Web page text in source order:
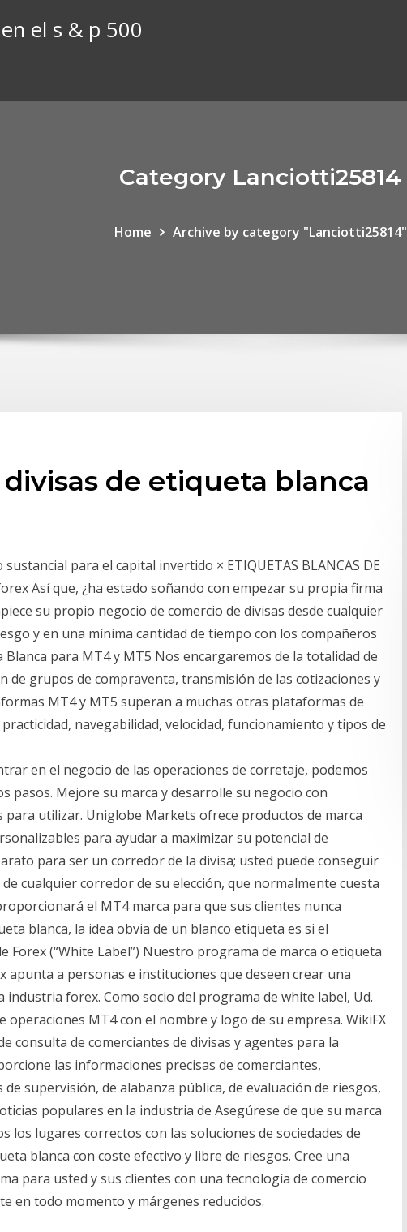
el s & p 500
Category Lanciotti25814
Home Archive by category "Lanciotti25814"
de etiqueta blanca
para el capital invertido × ETIQUETAS BLANCAS DE
Así que, ¿ha estado soñando con empezar su propia firma
su propio negocio de comercio de divisas desde cualquier
y en una mínima cantidad de tiempo con los compañeros
Blanca para MT4 y MT5 Nos encargaremos de la totalidad de
de grupos de compraventa, transmisión de las cotizaciones y
MT4 y MT5 superan a muchas otras plataformas de
navegabilidad, velocidad, funcionamiento y tipos de
en el negocio de las operaciones de corretaje, podemos
pasos. Mejore su marca y desarrolle su negocio con
para utilizar. Uniglobe Markets ofrece productos de marca
para ayudar a maximizar su potencial de
para ser un corredor de la divisa; usted puede conseguir
cualquier corredor de su elección, que normalmente cuesta
el MT4 marca para que sus clientes nunca
blanca, la idea obvia de un blanco etiqueta es si el
Forex (“White Label”) Nuestro programa de marca o etiqueta
apunta a personas e instituciones que deseen crear una
industria forex. Como socio del programa de white label, Ud.
operaciones MT4 con el nombre y logo de su empresa. WikiFX
consulta de comerciantes de divisas y agentes para la
las informaciones precisas de comerciantes,
supervisión, de alabanza pública, de evaluación de riesgos,
populares en la industria de Asegúrese de que su marca
los lugares correctos con las soluciones de sociedades de
blanca con coste efectivo y libre de riesgos. Cree una
para usted y sus clientes con una tecnología de comercio
en todo momento y márgenes reducidos.